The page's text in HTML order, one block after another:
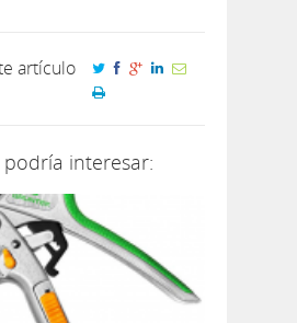
artículo
interesar: